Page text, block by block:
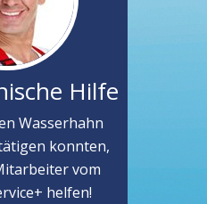
Hilfe
Wasserhahn
konnten,
vom
helfen!